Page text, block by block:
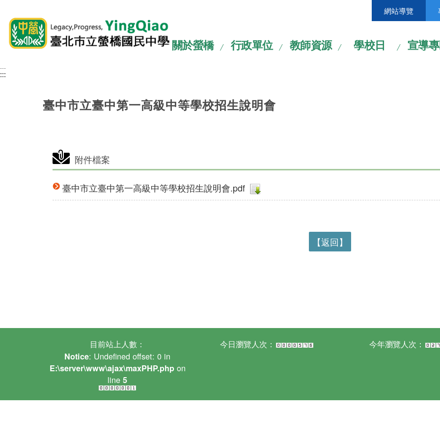
:::
網站導覽
關於螢橋 行政單位 教師資源 學校日 宣導
:::
:::
臺中市立臺中第一高級中等學校招生說明會
附件檔案
臺中市立臺中第一高級中等學校招生說明會.pdf
【返回】
目前站上人數：
Notice: Undefined offset: 0 in
E:\server\www\ajax\maxPHP.phpon
line5
今日瀏覽人次： 今年瀏覽人次：